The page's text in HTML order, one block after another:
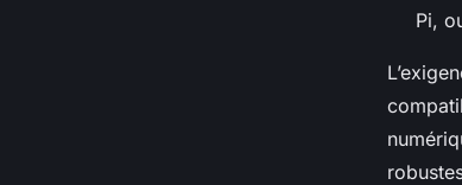
Pi,